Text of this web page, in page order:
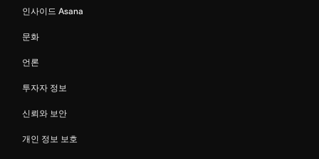
인사이드 Asana
문화
언론
투자자 정보
신뢰와 보안
개인 정보 보호